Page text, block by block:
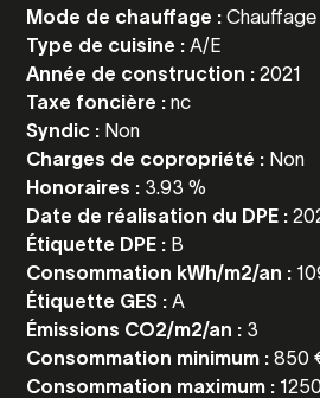
Mode de chauffage :Chauffage
Type de cuisine :A/E
Année de construction :2021
Taxe foncière :nc
Syndic : Non
Charges de copropriété : Non
Honoraires : 3.93 %
Date de réalisation du DPE :
Étiquette DPE : B
Consommation kWh/m2/an :
Étiquette GES :A
Émissions CO2/m2/an : 3
Consommation minimum :850
Consommation maximum :